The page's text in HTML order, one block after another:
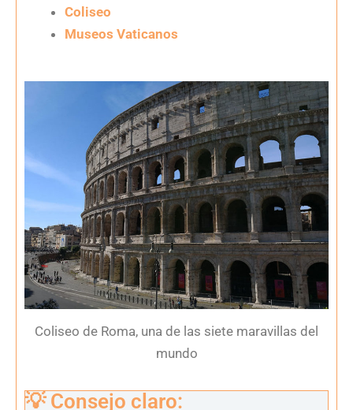
Coliseo
Museos Vaticanos
Coliseo de Roma, una de las siete maravillas del
mundo
💡 Consejo claro: